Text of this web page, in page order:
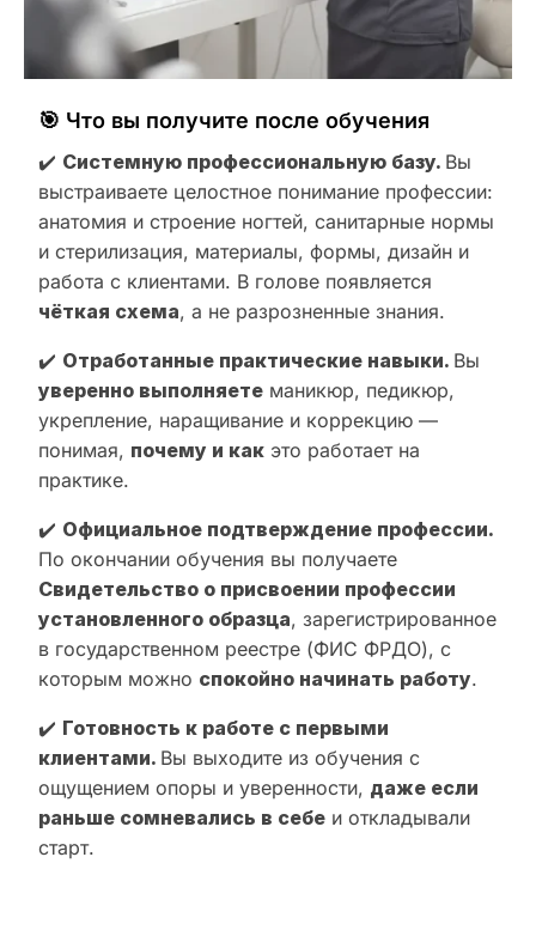
🎯 Что вы получите после обучения
✔️ Системную профессиональную базу. Вы
выстраиваете целостное понимание профессии:
анатомия и строение ногтей, санитарные нормы
и стерилизация, материалы, формы, дизайн и
работа с клиентами. В голове появляется
чёткая схема, а не разрозненные знания.
✔️ Отработанные практические навыки. Вы
уверенно выполняете маникюр, педикюр,
укрепление, наращивание и коррекцию —
понимая, почему и как это работает на
практике.
✔️ Официальное подтверждение профессии.
По окончании обучения вы получаете
Свидетельство о присвоении профессии
установленного образца, зарегистрированное
в государственном реестре (ФИС ФРДО), с
которым можно спокойно начинать работу.
✔️ Готовность к работе с первыми
клиентами. Вы выходите из обучения с
ощущением опоры и уверенности, даже если
раньше сомневались в себе и откладывали
старт.